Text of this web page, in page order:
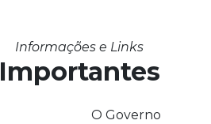
Informações e Links
Importantes
O Governo